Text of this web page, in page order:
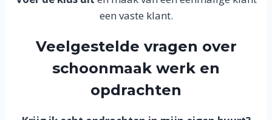
een vaste klant.
Veelgestelde vragen over
schoonmaak werk en
opdrachten